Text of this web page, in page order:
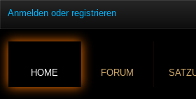
Anmelden oder registrieren
HOME FORUM